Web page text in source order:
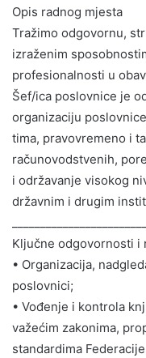
Opis radnog mjesta
Tražimo odgovornu,
izraženim
profesionalnosti u
Šef/ica poslovnice je
organizaciju
tima, pravovremeno i
računovodstvenih,
i održavanje visokog
državnim i drugim
Ključne odgovornosti i
• Organizacija,
poslovnici;
• Vođenje i kontrola
važećim zakonima,
standardima